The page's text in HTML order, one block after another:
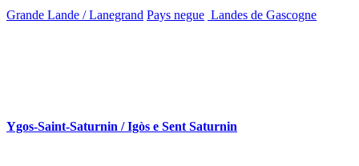
Grande Lande / Lanegrand Pays negue Landes de Gascogne
Ygos-Saint-Saturnin / Igòs e Sent Saturnin